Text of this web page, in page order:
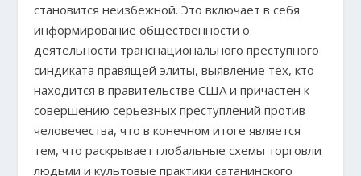
становится неизбежной. Это включает в себя
информирование общественности о
деятельности транснационального преступного
синдиката правящей элиты, выявление тех, кто
находится в правительстве США и причастен к
совершению серьезных преступлений против
человечества, что в конечном итоге является
тем, что раскрывает глобальные схемы торговли
людьми и культовые практики сатанинского